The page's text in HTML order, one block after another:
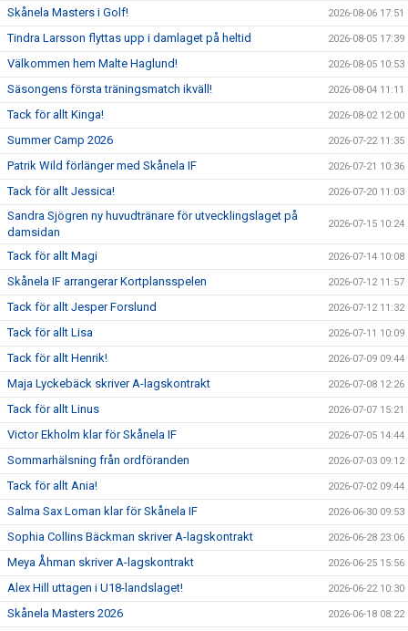
Skånela Masters i Golf! 2026-08-06 17:51
Tindra Larsson flyttas upp i damlaget på heltid 2026-08-05 17:39
Välkommen hem Malte Haglund! 2026-08-05 10:53
Säsongens första träningsmatch ikväll! 2026-08-04 11:11
Tack för allt Kinga! 2026-08-02 12:00
Summer Camp 2026 2026-07-22 11:35
Patrik Wild förlänger med Skånela IF 2026-07-21 10:36
Tack för allt Jessica! 2026-07-20 11:03
Sandra Sjögren ny huvudtränare för utvecklingslaget på
damsidan
2026-07-15 10:24
Tack för allt Magi 2026-07-14 10:08
Skånela IF arrangerar Kortplansspelen 2026-07-12 11:57
Tack för allt Jesper Forslund 2026-07-12 11:32
Tack för allt Lisa 2026-07-11 10:09
Tack för allt Henrik! 2026-07-09 09:44
Maja Lyckebäck skriver A-lagskontrakt 2026-07-08 12:26
Tack för allt Linus 2026-07-07 15:21
Victor Ekholm klar för Skånela IF 2026-07-05 14:44
Sommarhälsning från ordföranden 2026-07-03 09:12
Tack för allt Ania! 2026-07-02 09:44
Salma Sax Loman klar för Skånela IF 2026-06-30 09:53
Sophia Collins Bäckman skriver A-lagskontrakt 2026-06-28 23:06
Meya Åhman skriver A-lagskontrakt 2026-06-25 15:56
Alex Hill uttagen i U18-landslaget! 2026-06-22 10:30
Skånela Masters 2026 2026-06-18 08:22